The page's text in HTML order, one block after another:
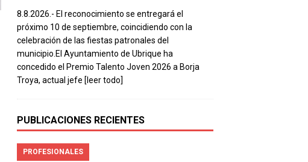
8.8.2026.- El reconocimiento se entregará el
próximo 10 de septiembre, coincidiendo con la
celebración de las fiestas patronales del
municipio.El Ayuntamiento de Ubrique ha
concedido el Premio Talento Joven 2026 a Borja
Troya, actual jefe [leer todo]
PUBLICACIONES RECIENTES
PROFESIONALES